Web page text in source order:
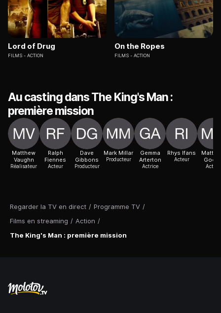
Regarder la TV en direct / Programme TV /
Films en streaming / Action /
The King's Man : première mission
Lord of Drug
FILMS ACTION
On the Ropes
FILMS ACTION
Au casting dans The King's Man :
première mission
Matthew
Vaughn
Réalisateur
Ralph
Fiennes
Acteur
Dave
Gibbons
Producteur
Mark Millar
Producteur
Gemma
Arterton
Actrice
Rhys Ifans
Acteur
Acteur